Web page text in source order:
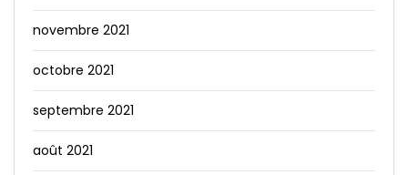
novembre 2021
octobre 2021
septembre 2021
août 2021